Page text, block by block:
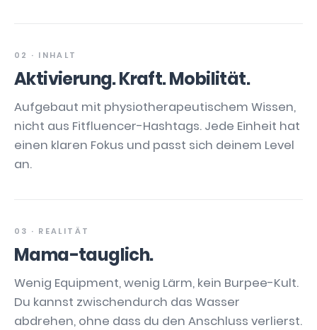
02 · INHALT
Aktivierung. Kraft. Mobilität.
Aufgebaut mit physiotherapeutischem Wissen,
nicht aus Fitfluencer-Hashtags. Jede Einheit hat
einen klaren Fokus und passt sich deinem Level
an.
03 · REALITÄT
Mama-tauglich.
Wenig Equipment, wenig Lärm, kein Burpee-Kult.
Du kannst zwischendurch das Wasser
abdrehen, ohne dass du den Anschluss verlierst.